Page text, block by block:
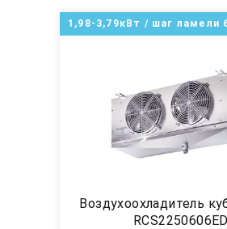
Воздухоохладитель
RCS2250606ED
1,98-3,79кВт / шаг ламели